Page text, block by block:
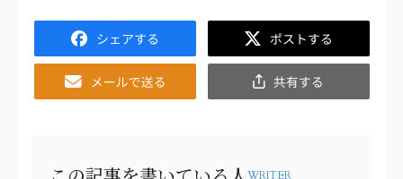
Facebook
Twitter
Email
共
有
WRITER